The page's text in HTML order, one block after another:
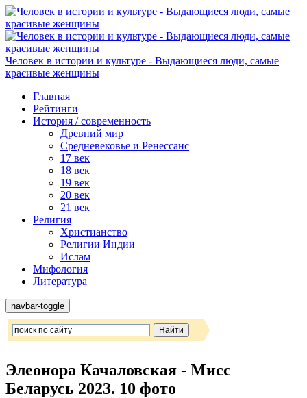
Человек в истории и культуре - Выдающиеся люди, самые
красивые женщины
Главная
Рейтинги
История / современность
Древний мир
Средневековье и Ренессанс
17 век
18 век
19 век
20 век
21 век
Религия
Христианство
Религии Индии
Ислам
Мифология
Литература
navbar-toggle
Элеонора Качаловская - Мисс
Беларусь 2023. 10 фото